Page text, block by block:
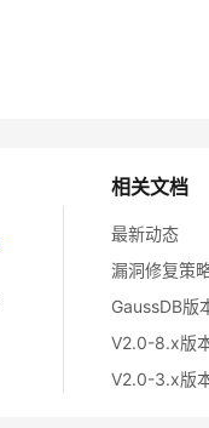
相关文档
最新动态
漏洞修复策
GaussDB版
V2.0-8.x版
V2.0-3.x版